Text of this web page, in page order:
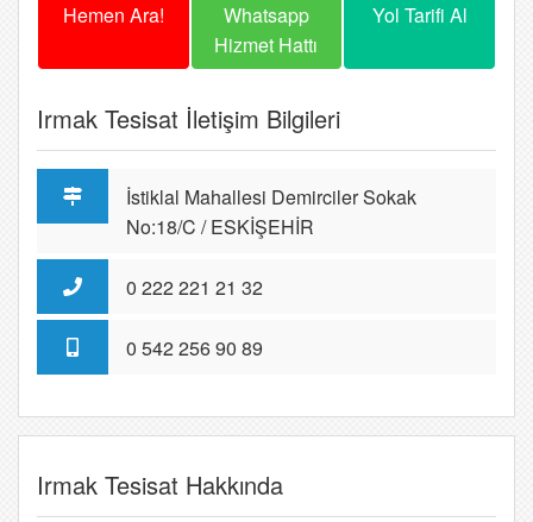
Hemen Ara!
Whatsapp
Hizmet Hattı
Yol Tarifi Al
Irmak Tesisat İletişim Bilgileri
İstiklal Mahallesi Demirciler Sokak
No:18/C / ESKİŞEHİR
0 222 221 21 32
0 542 256 90 89
Irmak Tesisat Hakkında